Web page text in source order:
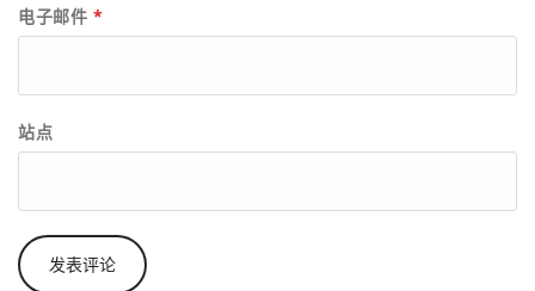
电子邮件 *
站点